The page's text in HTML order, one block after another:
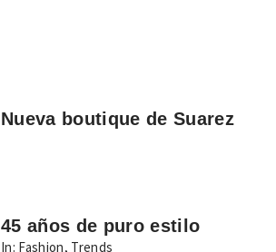
Nueva boutique de Suarez
45 años de puro estilo
In: Fashion, Trends